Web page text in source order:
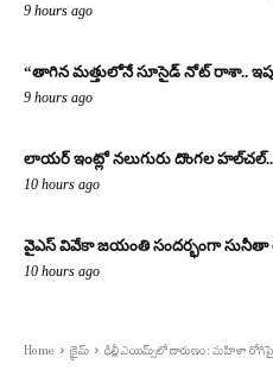
9 hours ago
“తాగిన మత్తులోనే సూసైడ్ నోట్ రాశా..
9 hours ago
లాయర్ ఇంట్లో నలుగురు దొంగల హల్‌చల్..
10 hours ago
వైఎస్ వివేకా జయంతి సందర్భంగా సునీతా
10 hours ago